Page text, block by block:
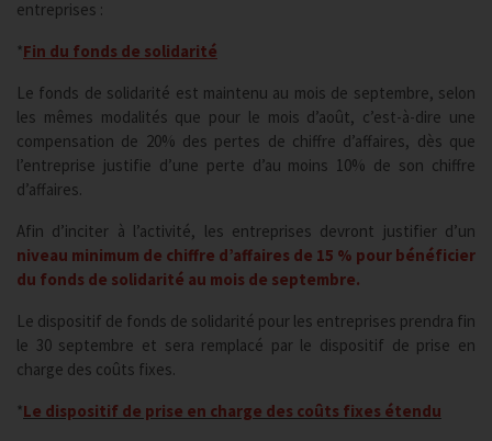
entreprises :
*Fin du fonds de solidarité
Le fonds de solidarité est maintenu au mois de septembre, selon
les mêmes modalités que pour le mois d’août, c’est-à-dire une
compensation de 20% des pertes de chiffre d’affaires, dès que
l’entreprise justifie d’une perte d’au moins 10% de son chiffre
d’affaires.
Afin d’inciter à l’activité, les entreprises devront justifier d’un
niveau minimum de chiffre d’affaires de 15 % pour bénéficier
du fonds de solidarité au mois de septembre.
Le dispositif de fonds de solidarité pour les entreprises prendra fin
le 30 septembre et sera remplacé par le dispositif de prise en
charge des coûts fixes.
*Le dispositif de prise en charge des coûts fixes étendu